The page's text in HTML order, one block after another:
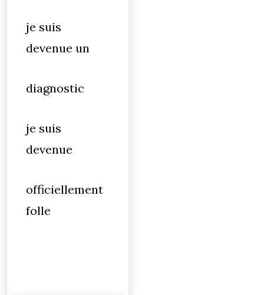
je suis
devenue un
diagnostic
je suis
devenue
officiellement
folle